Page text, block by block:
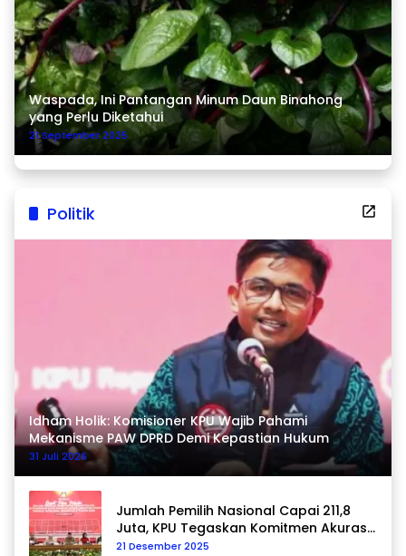
Waspada, Ini Pantangan Minum Daun Binahong
yang Perlu Diketahui
21 September 2025
Politik
Idham Holik: Komisioner KPU Wajib Pahami
Mekanisme PAW DPRD Demi Kepastian Hukum
31 Juli 2026
Jumlah Pemilih Nasional Capai 211,8
Juta, KPU Tegaskan Komitmen Akurasi
Data Berkelanjutan
21 Desember 2025